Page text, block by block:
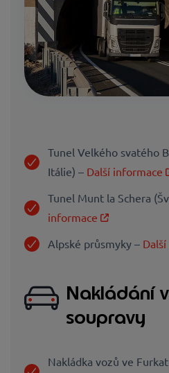
Tunel Velkého svatého
Itálie) – Další informace
Tunel Munt la Schera
informace
Alpské průsmyky –
Nakládání
soupravy
Nakládka vozů ve